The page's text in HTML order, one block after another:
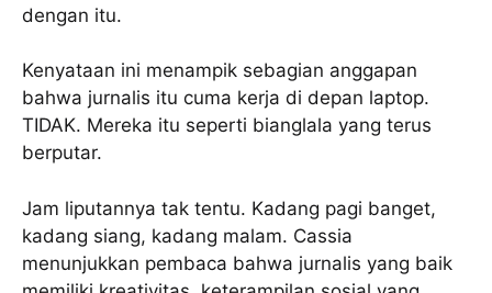
dengan itu.
Kenyataan ini menampik sebagian anggapan
bahwa jurnalis itu cuma kerja di depan laptop.
TIDAK. Mereka itu seperti bianglala yang terus
berputar.
Jam liputannya tak tentu. Kadang pagi banget,
kadang siang, kadang malam. Cassia
menunjukkan pembaca bahwa jurnalis yang baik